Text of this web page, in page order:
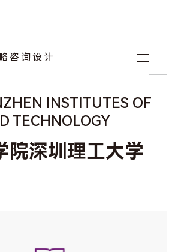
咨询设计
教育
INSTITUTES OF
TECHNOLOGY
院深圳理工大学